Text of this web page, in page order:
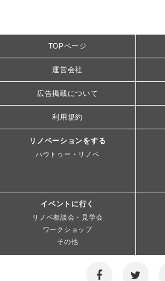
TOPページ
運営会社
広告掲載について
利用規約
リノベーションをする
ハウトゥー・リノベ
イベントに行く
リノベ相談会・見学会
ワークショップ
その他